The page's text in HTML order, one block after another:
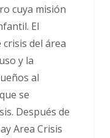
cuya misión
El
del área
y la
al
se
Después de
Area Crisis